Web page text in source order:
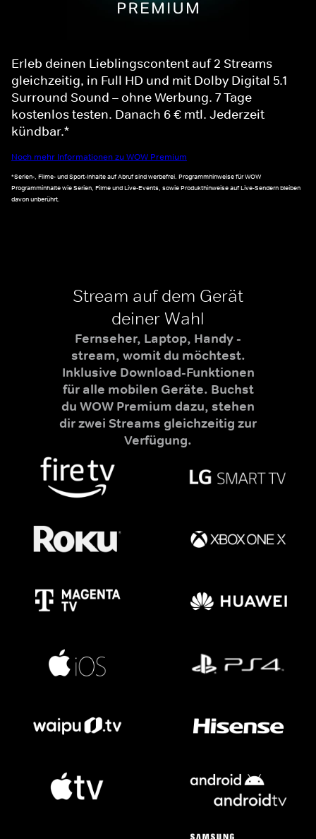
Erleb deinen Lieblingscontent auf 2 Streams
gleichzeitig, in Full HD und mit Dolby Digital 5.1
Surround Sound – ohne Werbung. 7 Tage
kostenlos testen. Danach 6 € mtl. Jederzeit
kündbar.*
Noch mehr Informationen zu WOW Premium
*Serien-, Filme- und Sport-Inhalte auf Abruf sind werbefrei. Programmhinweise für WOW
Programminhalte wie Serien, Filme und Live-Events, sowie Produkthinweise auf Live-Sendern bleiben
davon unberührt.
Stream auf dem Gerät
deiner Wahl
Fernseher, Laptop, Handy -
stream, womit du möchtest.
Inklusive Download-Funktionen
für alle mobilen Geräte. Buchst
du WOW Premium dazu, stehen
dir zwei Streams gleichzeitig zur
Verfügung.